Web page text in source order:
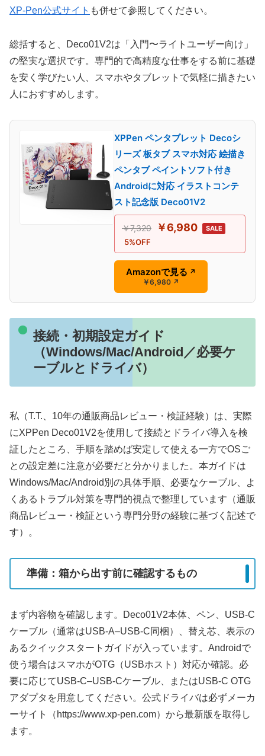
XP-Pen公式サイト も併せて参照してください。
総括すると、Deco01V2は「入門〜ライトユーザー向け」
の堅実な選択です。専門的で高精度な仕事をする前に基礎
を安く学びたい人、スマホやタブレットで気軽に描きたい
人におすすめします。
XPPen ペンタブレット Decoシ
リーズ 板タブ スマホ対応 絵描き
ペンタブ ペイントソフト付き
Androidに対応 イラストコンテ
スト記念版 Deco01V2
￥7,320 ￥6,980 SALE
5%OFF
Amazonで見る ↗
￥6,980 ↗
接続・初期設定ガイド
（Windows/Mac/Android／必要ケ
ーブルとドライバ）
私（T.T.、10年の通販商品レビュー・検証経験）は、実際
にXPPen Deco01V2を使用して接続とドライバ導入を検
証したところ、手順を踏めば安定して使える一方でOSご
との設定差に注意が必要だと分かりました。本ガイドは
Windows/Mac/Android別の具体手順、必要なケーブル、よ
くあるトラブル対策を専門的視点で整理しています（通販
商品レビュー・検証という専門分野の経験に基づく記述で
す）。
準備：箱から出す前に確認するもの
まず内容物を確認します。Deco01V2本体、ペン、USB-C
ケーブル（通常はUSB-A–USB-C同梱）、替え芯、表示の
あるクイックスタートガイドが入っています。Androidで
使う場合はスマホがOTG（USBホスト）対応か確認。必
要に応じてUSB-C–USB-Cケーブル、またはUSB-C OTG
アダプタを用意してください。公式ドライバは必ずメーカ
ーサイト（https://www.xp-pen.com）から最新版を取得し
ます。